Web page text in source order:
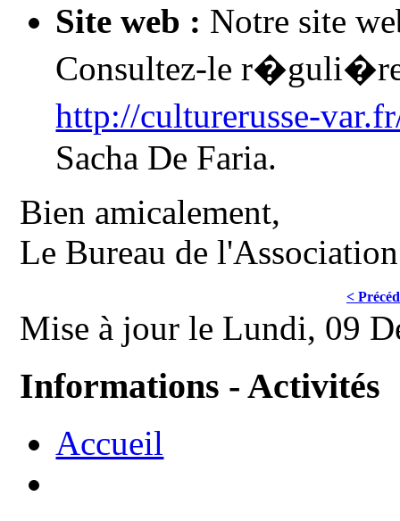
Site web : Notre site
Consultez-le
http://culturerusse-
Sacha De Faria.
Bien amicalement,
Le Bureau de l'Association
<
Mise à jour le Lundi, 09
Informations - Activités
Accueil